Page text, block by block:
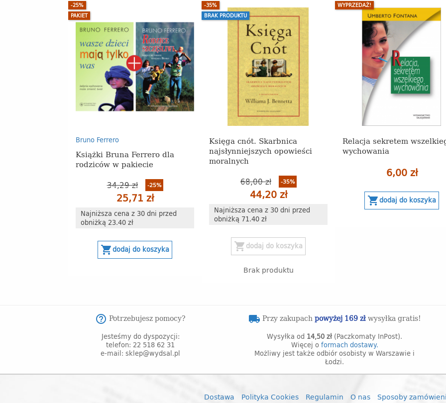
Bruno Ferrero
Książki Bruna Ferrero dla
rodziców w pakiecie
34,29 zł -25%
25,71 zł
Najniższa cena z 30 dni przed
obniżką 23.40 zł
-25%
PAKIET
shopping_cartdodaj do koszyka
Księga cnót. Skarbnica
najsłynniejszych opowieści
moralnych
68,00 zł -35%
44,20 zł
Najniższa cena z 30 dni przed
obniżką 71.40 zł
-35%
BRAK PRODUKTU
shopping_cart dodaj do koszyka
Brak produktu
Relacja sekretem
wychowania
6,00 zł
WYPRZEDAŻ!
shopping_cartdodaj do koszyka
help_outline Potrzebujesz pomocy?
Jesteśmy do dyspozycji:
telefon: 22 518 62 31
e-mail: sklep@wydsal.pl
local_shipping Przy zakupachpowyżej 169 złwysyłka gratis!
Wysyłka od 14,50 zł (Paczkomaty InPost).
Więcej o formach dostawy.
Możliwy jest także odbiór osobisty w Warszawie i
Łodzi.
Dostawa Polityka Cookies Regulamin O nas Sposoby